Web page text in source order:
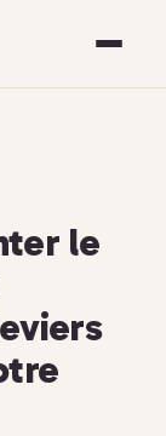
le